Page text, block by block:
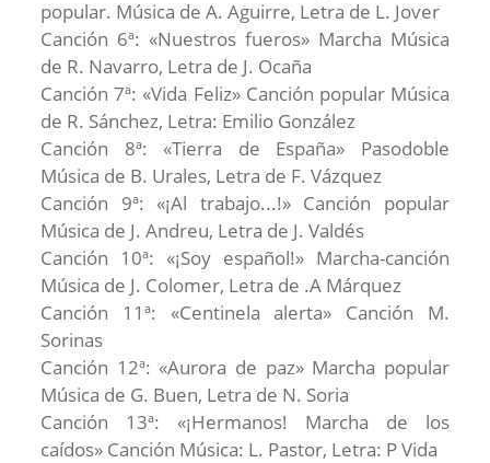
popular. Música de A. Aguirre, Letra de L. Jover
Canción 6ª: «Nuestros fueros» Marcha Música
de R. Navarro, Letra de J. Ocaña
Canción 7ª: «Vida Feliz» Canción popular Música
de R. Sánchez, Letra: Emilio González
Canción 8ª: «Tierra de España» Pasodoble
Música de B. Urales, Letra de F. Vázquez
Canción 9ª: «¡Al trabajo...!» Canción popular
Música de J. Andreu, Letra de J. Valdés
Canción 10ª: «¡Soy español!» Marcha-canción
Música de J. Colomer, Letra de .A Márquez
Canción 11ª: «Centinela alerta» Canción M.
Sorinas
Canción 12ª: «Aurora de paz» Marcha popular
Música de G. Buen, Letra de N. Soria
Canción 13ª: «¡Hermanos! Marcha de los
caídos» Canción Música: L. Pastor, Letra: P Vida